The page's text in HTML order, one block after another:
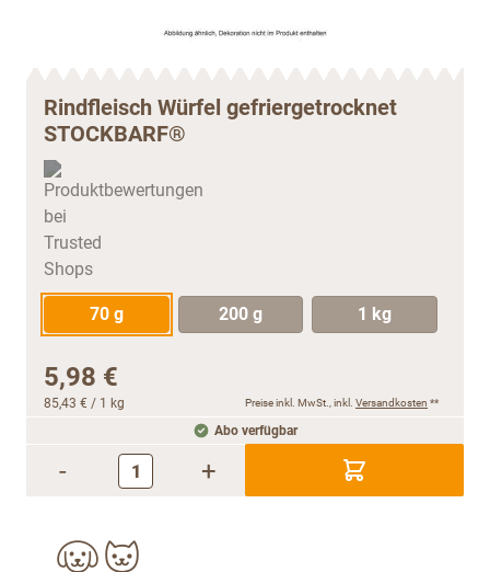
Rindfleisch Würfel gefriergetrocknet
STOCKBARF®
70 g 200 g 1 kg
5,98 €
85,43 € / 1 kg Preise inkl. MwSt., inkl. Versandkosten **
Abo verfügbar
- +